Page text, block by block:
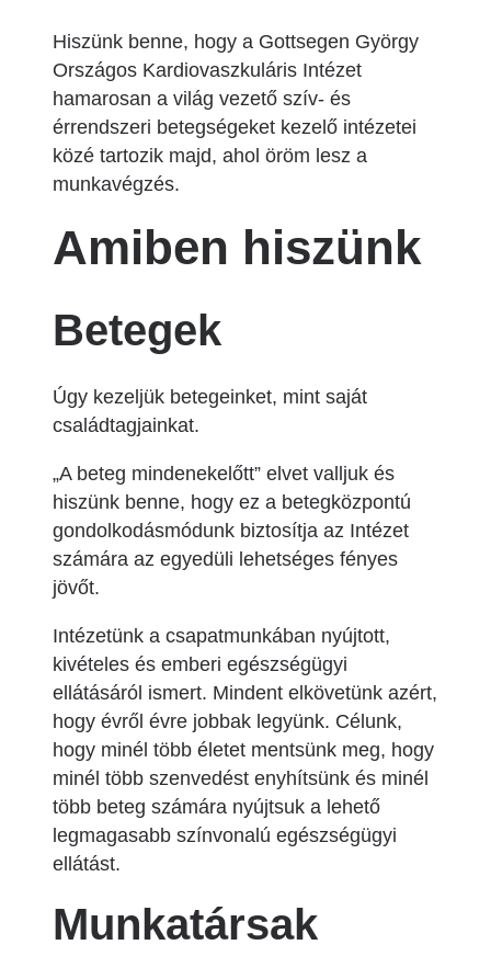
Hiszünk benne, hogy a Gottsegen György
Országos Kardiovaszkuláris Intézet
hamarosan a világ vezető szív- és
érrendszeri betegségeket kezelő intézetei
közé tartozik majd, ahol öröm lesz a
munkavégzés.
Amiben hiszünk
Betegek
Úgy kezeljük betegeinket, mint saját
családtagjainkat.
„A beteg mindenekelőtt” elvet valljuk és
hiszünk benne, hogy ez a betegközpontú
gondolkodásmódunk biztosítja az Intézet
számára az egyedüli lehetséges fényes
jövőt.
Intézetünk a csapatmunkában nyújtott,
kivételes és emberi egészségügyi
ellátásáról ismert. Mindent elkövetünk azért,
hogy évről évre jobbak legyünk. Célunk,
hogy minél több életet mentsünk meg, hogy
minél több szenvedést enyhítsünk és minél
több beteg számára nyújtsuk a lehető
legmagasabb színvonalú egészségügyi
ellátást.
Munkatársak